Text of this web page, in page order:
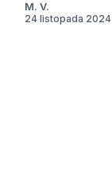
M. V.
24 listopada 2024